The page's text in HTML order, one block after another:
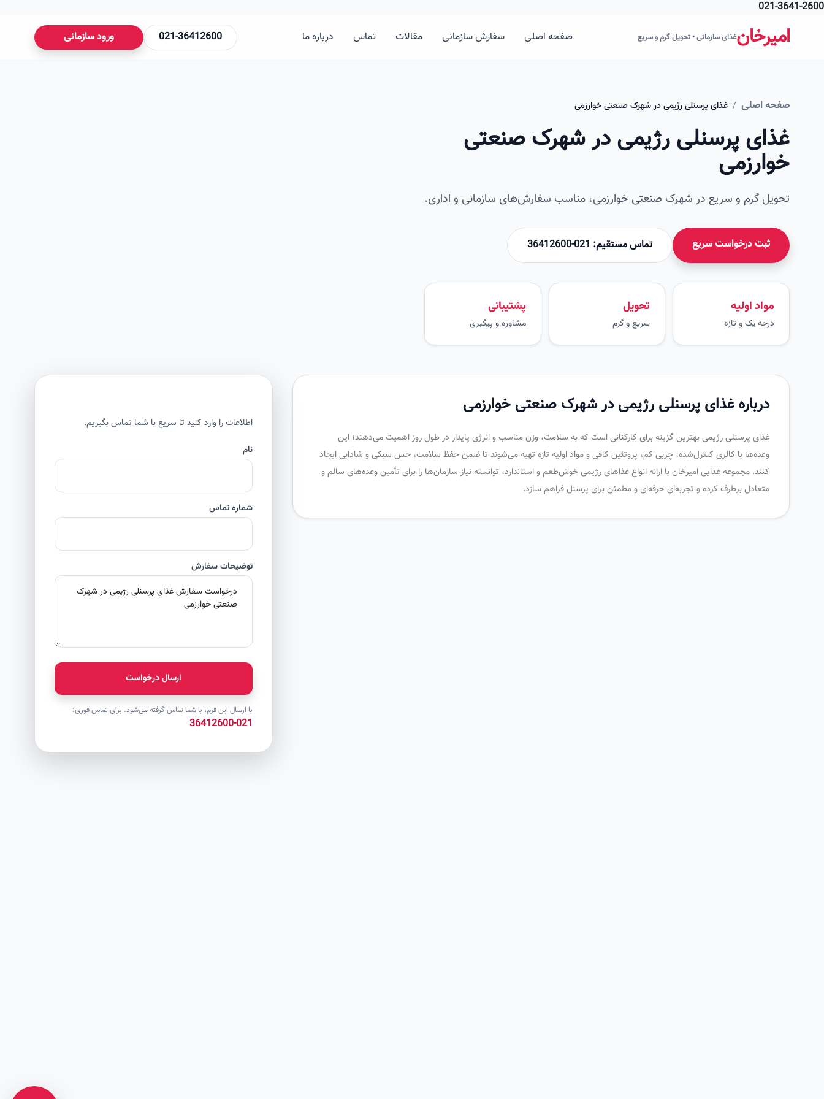
021-3641-2600
امیرخانغذای سازمانی • تحویل گرم و سریع صفحه اصلی سفارش سازمانی مقالات تماس درباره ما 021-36412600 ورود سازمانی
صفحه اصلی / غذای پرسنلی رژیمی در شهرک صنعتی خوارزمی
غذای پرسنلی رژیمی در شهرک صنعتی
خوارزمی
تحویل گرم و سریع در شهرک صنعتی خوارزمی، مناسب سفارش‌های سازمانی و اداری.
ثبت درخواست سریع تماس مستقیم: 021-36412600
مواد اولیه
درجه یک و تازه
تحویل
سریع و گرم
پشتیبانی
مشاوره و پیگیری
درباره غذای پرسنلی رژیمی در شهرک صنعتی خوارزمی
غذای پرسنلی رژیمی بهترین گزینه برای کارکنانی است که به سلامت، وزن مناسب و انرژی پایدار در طول روز اهمیت می‌دهند؛ این
وعده‌ها با کالری کنترل‌شده، چربی کم، پروتئین کافی و مواد اولیه تازه تهیه می‌شوند تا ضمن حفظ سلامت، حس سبکی و شادابی ایجاد
کنند. مجموعه غذایی امیرخان با ارائه انواع غذاهای رژیمی خوش‌طعم و استاندارد، توانسته نیاز سازمان‌ها را برای تأمین وعده‌های سالم و
متعادل برطرف کرده و تجربه‌ای حرفه‌ای و مطمئن برای پرسنل فراهم سازد.
اطلاعات را وارد کنید تا سریع با شما تماس بگیریم.
نام
شماره تماس
توضیحات سفارش
ارسال درخواست
با ارسال این فرم، با شما تماس گرفته می‌شود. برای تماس فوری:
021-36412600